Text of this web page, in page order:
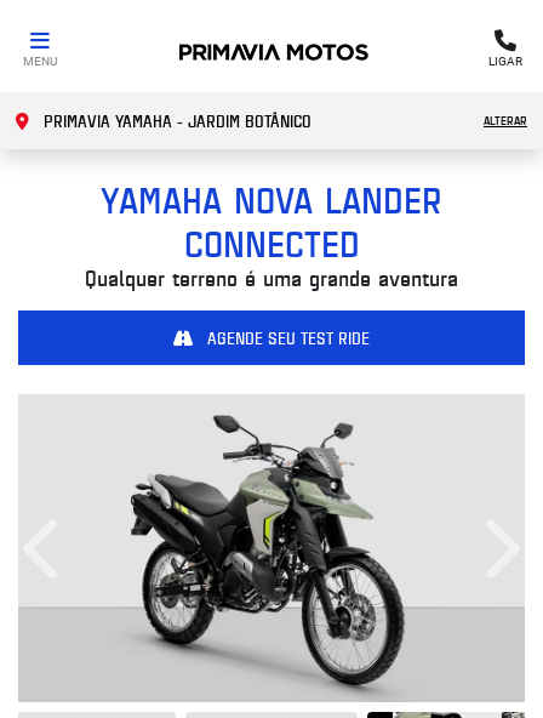
MENU LIGAR
PRIMAVIA YAMAHA - JARDIM BOTÂNICO ALTERAR
YAMAHA NOVA LANDER
CONNECTED
Qualquer terreno é uma grande aventura
AGENDE SEU TEST RIDE